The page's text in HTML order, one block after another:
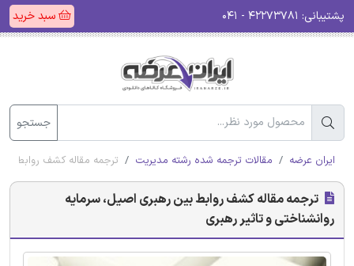
پشتیبانی: سبد خرید
جستجو
ایران عرضه مقالات ترجمه شده رشته مدیریت ترجمه مقاله کشف روابط
ترجمه مقاله کشف روابط بین رهبری اصیل، سرمایه
روانشناختی و تاثیر رهبری